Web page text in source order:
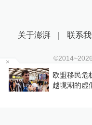
欧盟移民危
越境潮的虚
关于澎湃 | 联系
©2014~2026
沪ICP证：沪B2-
互联网新闻信息
沪公网